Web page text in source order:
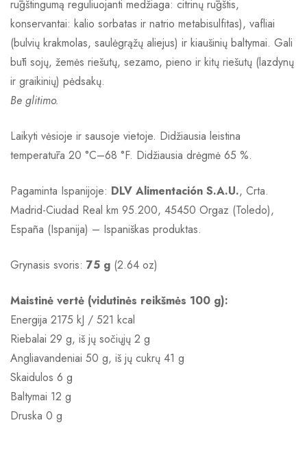
rūgštingumą reguliuojanti medžiaga: citrinų rūgštis,
konservantai: kalio sorbatas ir natrio metabisulfitas), vafliai
(bulvių krakmolas, saulėgrąžų aliejus) ir kiaušinių baltymai. Gali
būti sojų, žemės riešutų, sezamo, pieno ir kitų riešutų (lazdynų
ir graikinių) pėdsakų.
Be glitimo.
Laikyti vėsioje ir sausoje vietoje. Didžiausia leistina
temperatūra 20 °C–68 °F. Didžiausia drėgmė 65 %.
Pagaminta Ispanijoje: DLV Alimentación S.A.U., Crta.
Madrid-Ciudad Real km 95.200, 45450 Orgaz (Toledo),
España (Ispanija) – Ispaniškas produktas.
Grynasis svoris: 75 g (2.64 oz)
Maistinė vertė (vidutinės reikšmės 100 g):
Energija 2175 kJ / 521 kcal
Riebalai 29 g, iš jų sočiųjų 2 g
Angliavandeniai 50 g, iš jų cukrų 41 g
Skaidulos 6 g
Baltymai 12 g
Druska 0 g